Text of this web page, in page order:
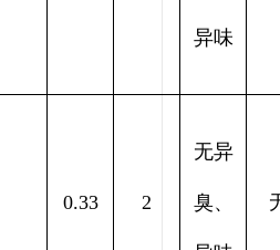
异味
0.33 2
无异
臭、